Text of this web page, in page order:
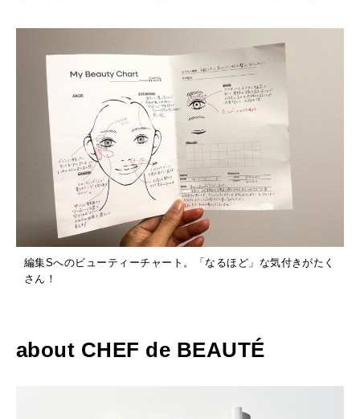
編集Sへのビューティーチャート。「なるほど」な気付きがたく
さん！
about CHEF de BEAUTÉ